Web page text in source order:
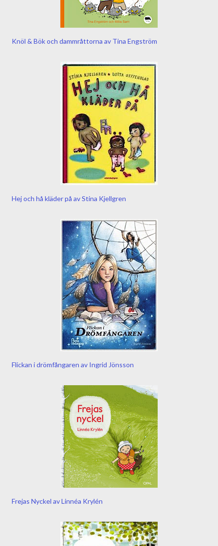
Knöl & Bök och dammråttorna av Tina Engström
Hej och hå kläder på av Stina Kjellgren
Flickan i drömfångaren av Ingrid Jönsson
Frejas Nyckel av Linnéa Krylén